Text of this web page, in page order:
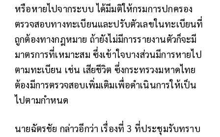
หรือหายไปจากระบบ ได้มีมติให้กรมการปกครอง
ตรวจสอบทางทะเบียนและปรับตัวเลขในทะเบียนที่
ถูกต้องทางกฎหมาย ถ้ายังไม่มีการรายงานตัวก็จะมี
มาตรการที่เหมาะสม ซึ่งเข้าใจบางส่วนมีการหายไป
ตามทะเบียน เช่น เสียชีวิต ซึ่งกระทรวงมหาดไทย
ต้องมีการตรวจสอบเพิ่มเติมเพื่อดำเนินการให้เป็น
ไปตามกำหนด
นายฉัตรชัย กล่าวอีกว่า เรื่องที่ 3 ที่ประชุมรับทราบ